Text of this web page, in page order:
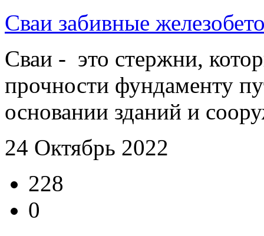
Сваи забивные
Сваи - это стержни,
прочности фундаменту
основании зданий и
24 Октябрь 2022
228
0